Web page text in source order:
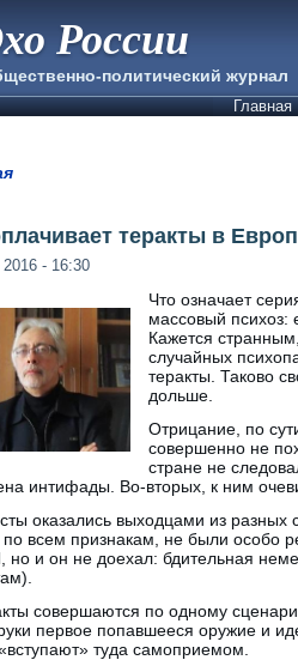
России
политический журнал
Главная
теракты в
- 16:30
Что означает
массовый
Кажется
случайных
теракты. Таково
дольше.
Отрицание, по
совершенно не
стране не
интифады. Во-вторых, к ним
оказались выходцами из разных
всем признакам, не были особо
но и он не доехал: бдительная
совершаются по одному
первое попавшееся оружие и
туда самоприемом.